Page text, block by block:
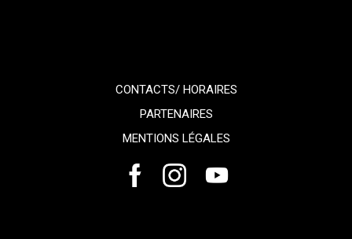
CONTACTS/ HORAIRES
PARTENAIRES
MENTIONS LÉGALES